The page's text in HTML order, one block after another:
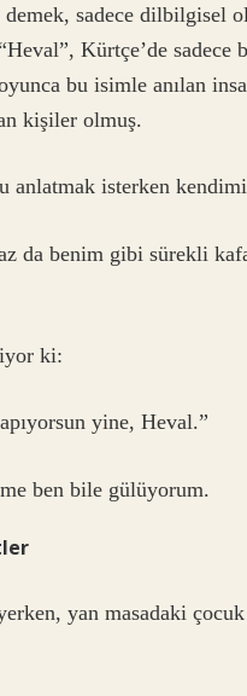
sadece dilbilgisel
Kürtçe’de
bu isimle anılan
kişiler olmuş.
anlatmak isterken
da benim gibi sürekli
ki:
yine, Heval.”
ben bile gülüyorum.
yan masadaki